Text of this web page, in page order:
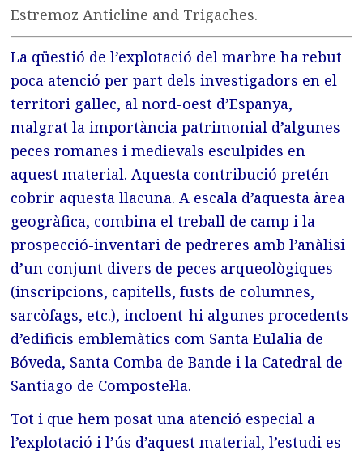
Estremoz Anticline and Trigaches.
La qüestió de l’explotació del marbre ha rebut
poca atenció per part dels investigadors en el
territori gallec, al nord-oest d’Espanya,
malgrat la importància patrimonial d’algunes
peces romanes i medievals esculpides en
aquest material. Aquesta contribució pretén
cobrir aquesta llacuna. A escala d’aquesta àrea
geogràfica, combina el treball de camp i la
prospecció-inventari de pedreres amb l’anàlisi
d’un conjunt divers de peces arqueològiques
(inscripcions, capitells, fusts de columnes,
sarcòfags, etc.), incloent-hi algunes procedents
d’edificis emblemàtics com Santa Eulalia de
Bóveda, Santa Comba de Bande i la Catedral de
Santiago de Compostel·la.
Tot i que hem posat una atenció especial a
l’explotació i l’ús d’aquest material, l’estudi es